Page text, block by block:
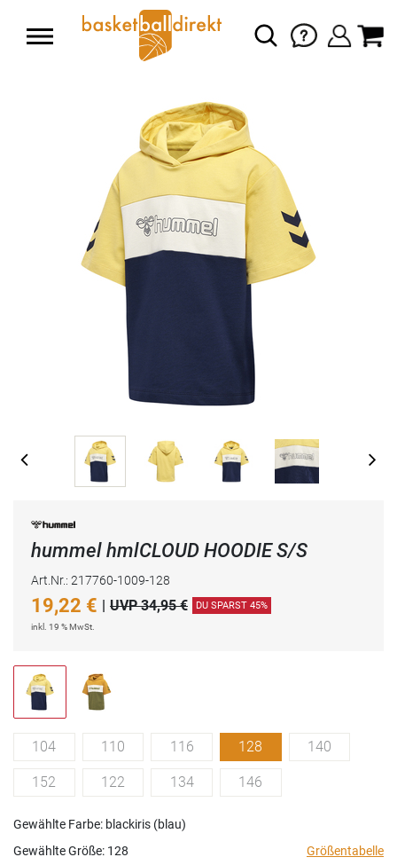
hummel hmlCLOUD HOODIE S/S
Art.Nr.: 217760-1009-128
19,22 € | UVP 34,95 € DU SPARST 45%
inkl. 19 % MwSt.
104 110 116 128 140
152 122 134 146
Gewählte Farbe: blackiris (blau)
Gewählte Größe: 128 Größentabelle